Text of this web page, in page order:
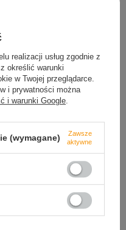
zakupy
podawania przyczyny
realizacji usług zgodnie z
określić warunki
w Twojej przeglądarce.
i prywatności można
i warunki Google.
(wymagane)
Zawsze
aktywne